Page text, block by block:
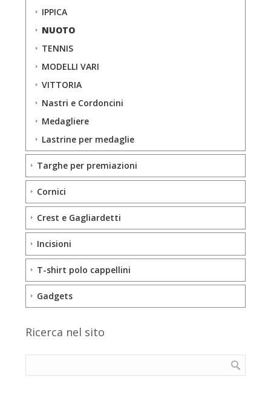
IPPICA
NUOTO
TENNIS
MODELLI VARI
VITTORIA
Nastri e Cordoncini
Medagliere
Lastrine per medaglie
Targhe per premiazioni
Cornici
Crest e Gagliardetti
Incisioni
T-shirt polo cappellini
Gadgets
Ricerca nel sito